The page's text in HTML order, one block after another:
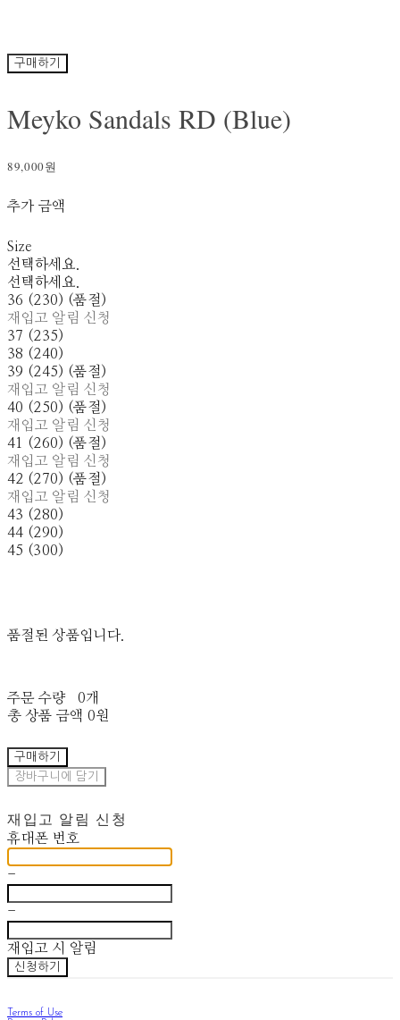
구매하기
Meyko Sandals RD (Blue)
89,000원
추가 금액
Size
선택하세요.
선택하세요.
36 (230) (품절)
재입고 알림 신청
37 (235)
38 (240)
39 (245) (품절)
재입고 알림 신청
40 (250) (품절)
재입고 알림 신청
41 (260) (품절)
재입고 알림 신청
42 (270) (품절)
재입고 알림 신청
43 (280)
44 (290)
45 (300)
품절된 상품입니다.
주문 수량
0개
총 상품 금액 0원
구매하기
장바구니에 담기
재입고 알림 신청
휴대폰 번호
-
-
재입고 시 알림
신청하기
Terms of Use